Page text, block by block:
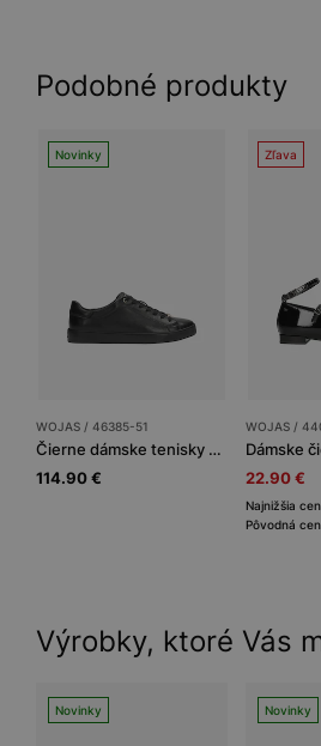
Podobné produkty
Novinky
WOJAS / 46385-51
Čierne dámske tenisky z lícnej kože
114.90 €
Zľava
WOJAS /
22.90 €
Najnižšia
Pôvodná
Výrobky, ktoré Vás
Novinky Novinky